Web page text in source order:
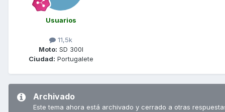
Usuarios
11,5k
Moto: SD 300I
Ciudad: Portugalete
Archivado
Este tema ahora está archivado y cerrado a otras